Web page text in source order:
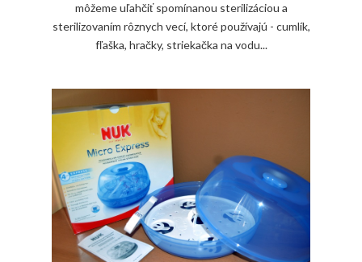
môžeme uľahčiť spomínanou sterilizáciou a
sterilizovaním rôznych vecí, ktoré používajú - cumlík,
fľaška, hračky, striekačka na vodu...